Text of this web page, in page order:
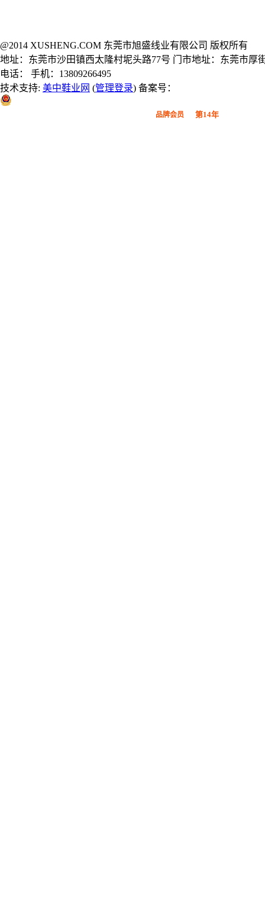
@2014 XUSHENG.COM 东莞市旭盛线业有限公司 版权所有
地址：东莞市沙田镇西太隆村坭头路77号 门市地址：东莞市厚
电话： 手机：13809266495
技术支持: 美中鞋业网 (管理登录) 备案号：
品牌会员 第14年